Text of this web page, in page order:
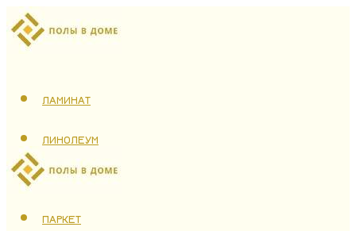
ЛАМИНАТ
ЛИНОЛЕУМ
ТЕПЛЫЙ ПОЛ
ПАРКЕТ